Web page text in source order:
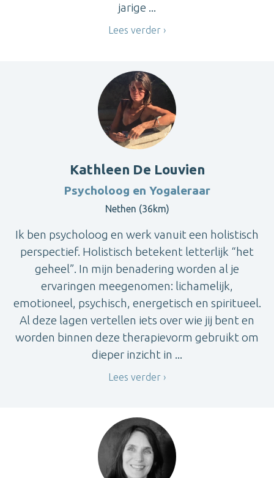
jarige ...
Lees verder
Kathleen De Louvien
Psycholoog en Yogaleraar
Nethen (36km)
Ik ben psycholoog en werk vanuit een holistisch
perspectief. Holistisch betekent letterlijk “het
geheel”. In mijn benadering worden al je
ervaringen meegenomen: lichamelijk,
emotioneel, psychisch, energetisch en spiritueel.
Al deze lagen vertellen iets over wie jij bent en
worden binnen deze therapievorm gebruikt om
dieper inzicht in ...
Lees verder